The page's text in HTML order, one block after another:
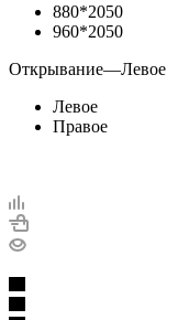
880*2050
960*2050
Открывание—Левое
Левое
Правое